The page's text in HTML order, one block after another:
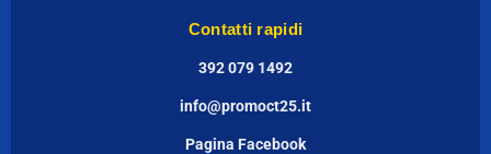
Contatti rapidi
392 079 1492
info@promoct25.it
Pagina Facebook